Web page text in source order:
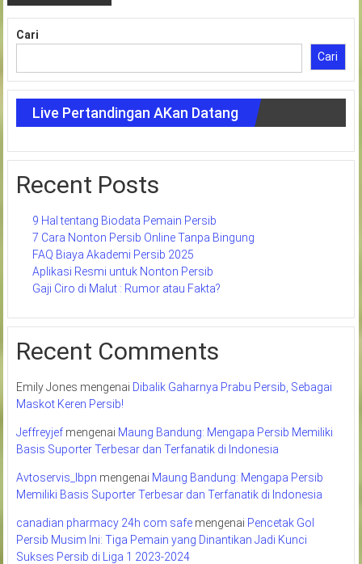
Cari
Cari
Live Pertandingan AKan Datang
Recent Posts
9 Hal tentang Biodata Pemain Persib
7 Cara Nonton Persib Online Tanpa Bingung
FAQ Biaya Akademi Persib 2025
Aplikasi Resmi untuk Nonton Persib
Gaji Ciro di Malut : Rumor atau Fakta?
Recent Comments
Emily Jones mengenai Dibalik Gaharnya Prabu Persib, Sebagai
Maskot Keren Persib!
Jeffreyjefmengenai Maung Bandung: Mengapa Persib Memiliki
Basis Suporter Terbesar dan Terfanatik di Indonesia
Avtoservis_lbpn mengenai Maung Bandung: Mengapa Persib
Memiliki Basis Suporter Terbesar dan Terfanatik di Indonesia
canadian pharmacy 24h com safemengenai Pencetak Gol
Persib Musim Ini: Tiga Pemain yang Dinantikan Jadi Kunci
Sukses Persib di Liga 1 2023-2024